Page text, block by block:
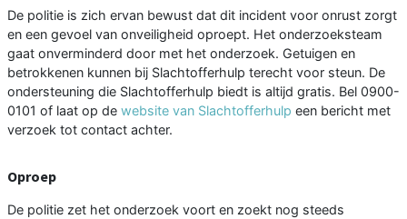
De politie is zich ervan bewust dat dit incident voor onrust zorgt
en een gevoel van onveiligheid oproept. Het onderzoeksteam
gaat onverminderd door met het onderzoek. Getuigen en
betrokkenen kunnen bij Slachtofferhulp terecht voor steun. De
ondersteuning die Slachtofferhulp biedt is altijd gratis. Bel 0900-
0101 of laat op de website van Slachtofferhulp een bericht met
verzoek tot contact achter.
Oproep
De politie zet het onderzoek voort en zoekt nog steeds